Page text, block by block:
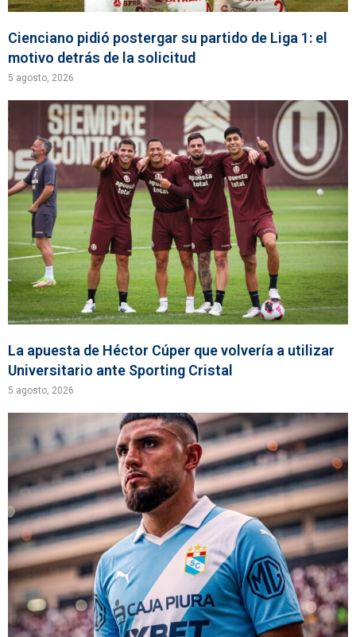
Cienciano pidió postergar su partido de Liga 1: el
motivo detrás de la solicitud
5 agosto, 2026
La apuesta de Héctor Cúper que volvería a utilizar
Universitario ante Sporting Cristal
5 agosto, 2026